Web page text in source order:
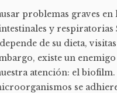
problemas graves en
y respiratorias
de su dieta,
existe un
atención: el
se